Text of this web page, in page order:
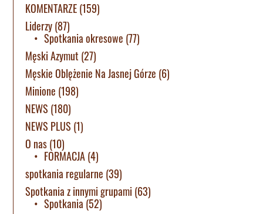
KOMENTARZE(159)
Liderzy(87)
Spotkania okresowe (77)
Męski Azymut (27)
Męskie Oblężenie Na Jasnej Górze (6)
Minione (198)
NEWS (180)
NEWS PLUS (1)
O nas(10)
FORMACJA(4)
spotkania regularne (39)
Spotkania z innymi grupami (63)
Spotkania (52)